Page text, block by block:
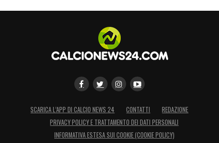
SCARICA L’APP DI CALCIO NEWS 24 CONTATTI
REDAZIONE
PRIVACY POLICY E TRATTAMENTO DEI DATI PERSONALI
INFORMATIVA ESTESA SUI COOKIE (COOKIE POLICY)